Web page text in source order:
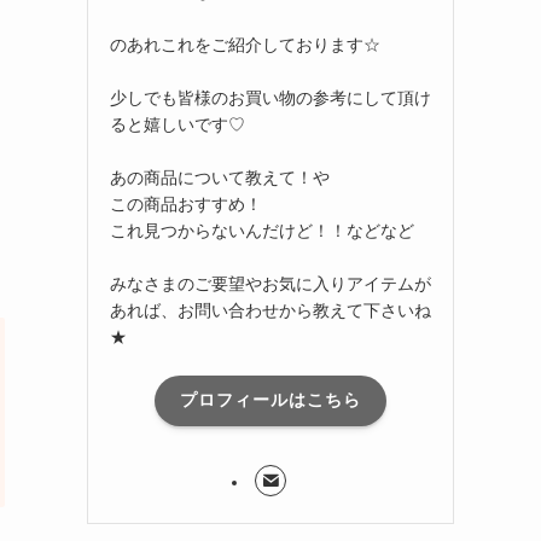
のあれこれをご紹介しております☆
少しでも皆様のお買い物の参考にして頂け
ると嬉しいです♡
あの商品について教えて！や
この商品おすすめ！
これ見つからないんだけど！！などなど
みなさまのご要望やお気に入りアイテムが
あれば、お問い合わせから教えて下さいね
★
プロフィールはこちら